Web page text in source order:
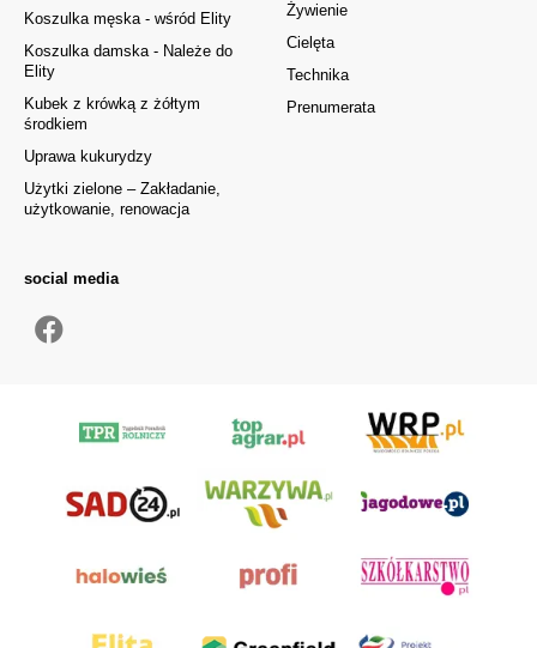
Żywienie
Cielęta
Technika
Prenumerata
Koszulka męska - wśród Elity
Koszulka damska - Należe do
Elity
Kubek z krówką z żółtym
środkiem
Uprawa kukurydzy
Użytki zielone – Zakładanie,
użytkowanie, renowacja
social media